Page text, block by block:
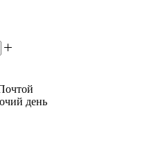
день